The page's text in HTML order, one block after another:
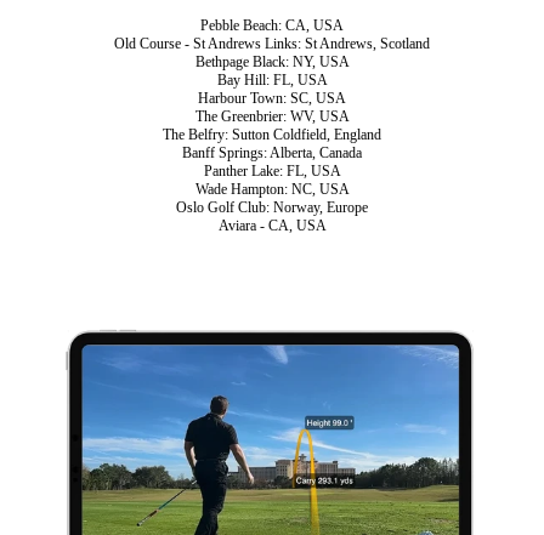
Pebble Beach: CA, USA
Old Course - St Andrews Links: St Andrews, Scotland
Bethpage Black: NY, USA
Bay Hill: FL, USA
Harbour Town: SC, USA
The Greenbrier: WV, USA
The Belfry: Sutton Coldfield, England
Banff Springs: Alberta, Canada
Panther Lake: FL, USA
Wade Hampton: NC, USA
Oslo Golf Club: Norway, Europe
Aviara - CA, USA